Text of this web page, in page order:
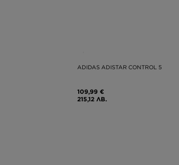
ADIDAS ADISTAR CONTROL 5
109,99 €
215,12 ЛВ.